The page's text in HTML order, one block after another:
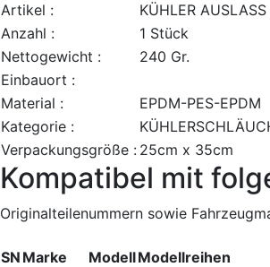
Artikel :
KÜHLER
Anzahl :
1 Stück
Nettogewicht :
240 Gr.
Einbauort :
Material :
EPDM-PES-EPDM
Kategorie :
Verpackungsgröße : 25cm x 35cm
Kompatibel mit
Originalteilenummern sowie
SN Marke ModellModellreihen